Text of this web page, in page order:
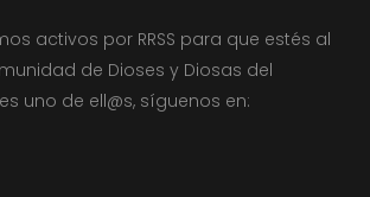
activos por RRSS para que estés al
de Dioses y Diosas del
uno de ell@s, síguenos en: